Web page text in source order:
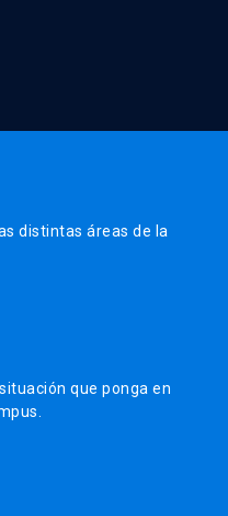
distintas áreas de la
que ponga en